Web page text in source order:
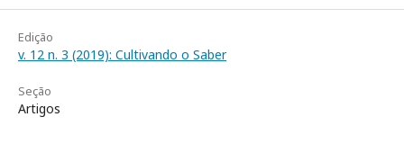
Edição
v. 12 n. 3 (2019): Cultivando o Saber
Seção
Artigos